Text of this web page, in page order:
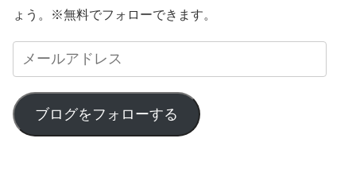
ょう。※無料でフォローできます。
ブログをフォローする